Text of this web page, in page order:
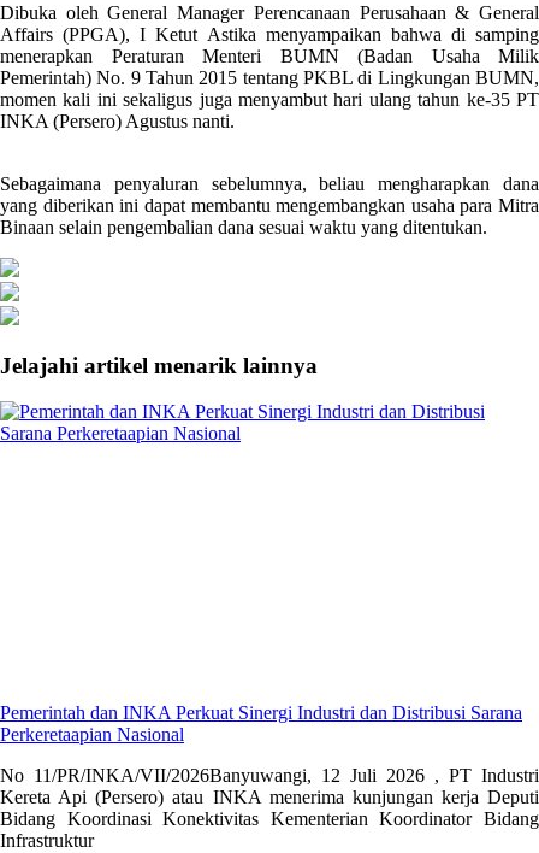
Dibuka oleh General Manager Perencanaan Perusahaan & General
Affairs (PPGA), I Ketut Astika menyampaikan bahwa di samping
menerapkan Peraturan Menteri BUMN (Badan Usaha Milik
Pemerintah) No. 9 Tahun 2015 tentang PKBL di Lingkungan BUMN,
momen kali ini sekaligus juga menyambut hari ulang tahun ke-35 PT
INKA (Persero) Agustus nanti.
Sebagaimana penyaluran sebelumnya, beliau mengharapkan dana
yang diberikan ini dapat membantu mengembangkan usaha para Mitra
Binaan selain pengembalian dana sesuai waktu yang ditentukan.
Jelajahi artikel menarik lainnya
Pemerintah dan INKA Perkuat Sinergi Industri dan Distribusi Sarana
Perkeretaapian Nasional
No 11/PR/INKA/VII/2026Banyuwangi, 12 Juli 2026 , PT Industri
Kereta Api (Persero) atau INKA menerima kunjungan kerja Deputi
Bidang Koordinasi Konektivitas Kementerian Koordinator Bidang
Infrastruktur